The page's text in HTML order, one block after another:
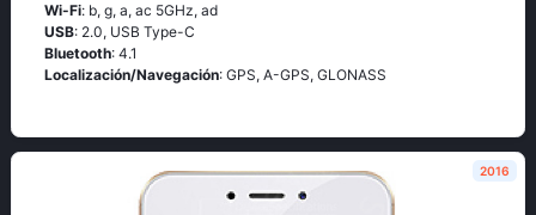
Wi-Fi: b, g, а, ас 5GНz, аd
USB: 2.0, USB Type-C
Bluetooth: 4.1
Localización/Navegación: GРS, А-GРS, GLОΝАSS
2016